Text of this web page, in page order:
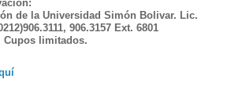
de la Universidad Simón Bolivar. Lic.
906.3157 Ext. 6801
Cupos limitados.